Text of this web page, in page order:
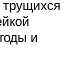
трущихся
и